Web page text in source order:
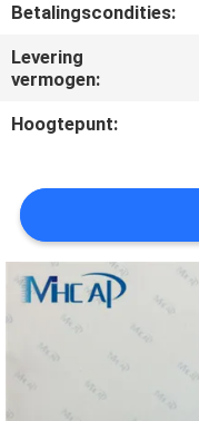
VERZOEK
OM
CITAAT
SITEMAP
PRIVACY
POLICY
Betalingscondities:
Levering
vermogen:
Hoogtepunt: